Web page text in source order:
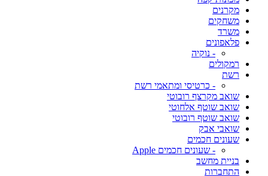
מקרנים
משחקים
משרד
פלאפונים
- נוקיה
רמקולים
רשת
- כרטיסי ומתאמי רשת
שואב מקרצף רובוטי
שואב שוטף אלחוטי
שואב שוטף רובוטי
שואבי אבק
שעונים חכמים
- שעונים חכמים Apple
בניית מחשב
התחברות